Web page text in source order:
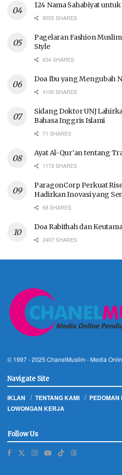
124 Nama Sahabiyat
9055 SHARES
Pagelaran Fashion
Style
634 SHARES
Doa Ibu yang Mengubah
4100 SHARES
Sidang Doktor UNJ
Bahasa Inggris Islami
71 SHARES
Ayat Al-Qur’an tentang
1172 SHARES
ParagonCorp Perkuat
Hadirkan Inovasi yang
68 SHARES
Doa Rabithah dan
2407 SHARES
© 1997 - 2025 ChanelMuslim - Media
Navigate Site
IKLAN TENTANG KAMI PEDOMAN
LOWONGAN KERJA
Follow Us